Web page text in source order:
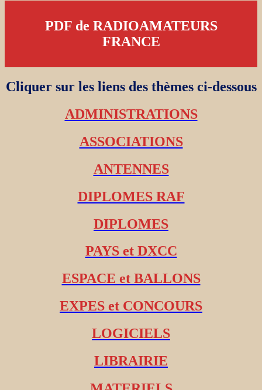
PDF de RADIOAMATEURS
FRANCE
Cliquer sur les liens des thèmes ci-dessous
ADMINISTRATIONS
ASSOCIATIONS
ANTENNES
DIPLOMES RAF
DIPLOMES
PAYS et DXCC
ESPACE et BALLONS
EXPES et CONCOURS
LOGICIELS
LIBRAIRIE